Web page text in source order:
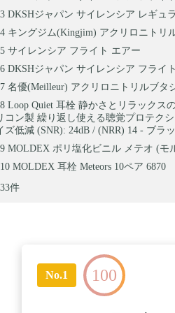
DKSHジャパン サイレンシア レギュ
キングジム(Kingjim) アクリロニトリ
サイレンシア フライト エアー
DKSHジャパン サイレンシア フライ
名優(Meilleur) アクリロニトリルブタ
Loop Quiet 耳栓 静かさとリラックス
コン製 繰り返し使える聴覚プロテク
ズ低減 (SNR): 24dB / (NRR) 14 - ブラ
MOLDEX ポリ塩化ビニル メテオ (モ
MOLDEX 耳栓 Meteors 10ペア 6870
件
No.1 100